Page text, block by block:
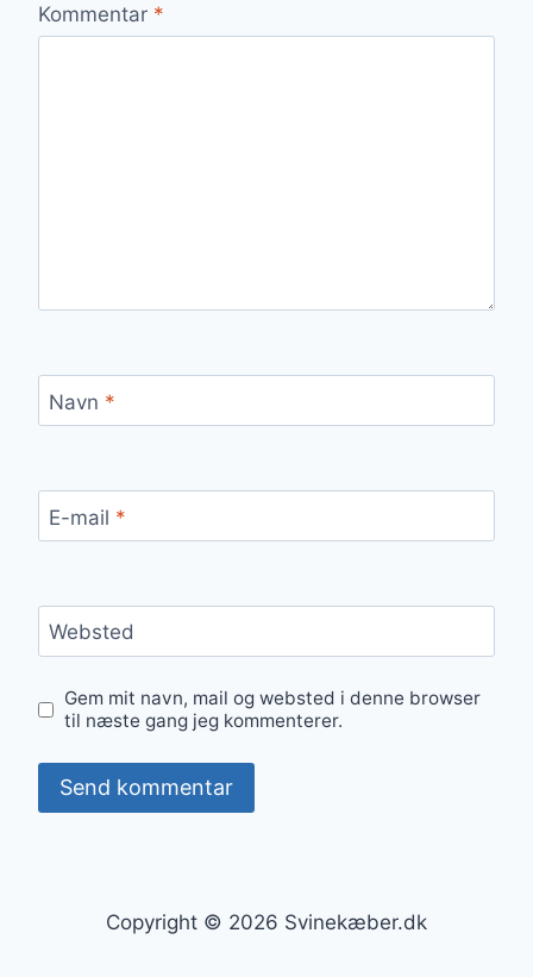
Kommentar *
Navn *
E-mail *
Websted
Gem mit navn, mail og websted i denne browser
til næste gang jeg kommenterer.
Copyright © 2026 Svinekæber.dk